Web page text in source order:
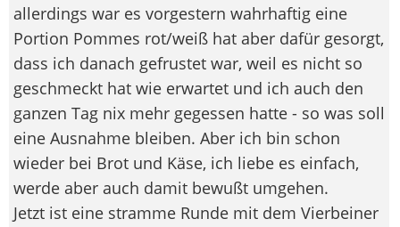
allerdings war es vorgestern wahrhaftig eine
Portion Pommes rot/weiß hat aber dafür gesorgt,
dass ich danach gefrustet war, weil es nicht so
geschmeckt hat wie erwartet und ich auch den
ganzen Tag nix mehr gegessen hatte - so was soll
eine Ausnahme bleiben. Aber ich bin schon
wieder bei Brot und Käse, ich liebe es einfach,
werde aber auch damit bewußt umgehen.
Jetzt ist eine stramme Runde mit dem Vierbeiner